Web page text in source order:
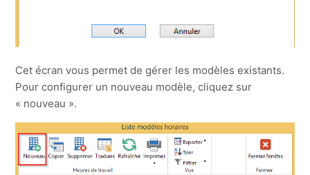
Cet écran vous permet de gérer les modèles existants.
Pour configurer un nouveau modèle, cliquez sur
« nouveau ».